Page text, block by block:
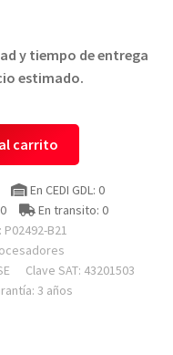
y tiempo de entrega
estimado.
carrito
En CEDI GDL: 0
En transito: 0
P02492-B21
Clave SAT: 43201503
3 años